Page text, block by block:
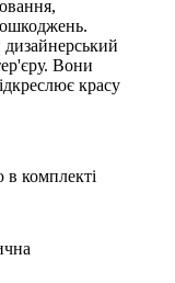
Вони
красу
комплекті